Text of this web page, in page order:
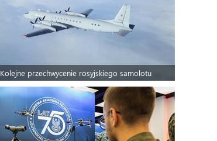
Kolejne przechwycenie rosyjskiego samolotu